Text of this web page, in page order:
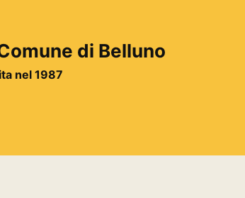
di Belluno
nel 1987